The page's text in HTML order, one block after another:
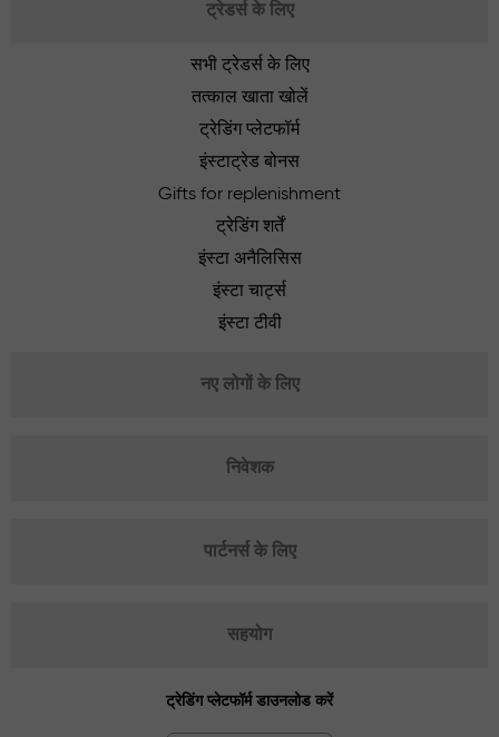
ट्रेडर्स के लिए
सभी ट्रेडर्स के लिए
तत्काल खाता खोलें
ट्रेडिंग प्लेटफॉर्म
इंस्टाट्रेड बोनस
Gifts for replenishment
ट्रेडिंग शर्तें
इंस्टा अनैलिसिस
इंस्टा चार्ट्स
इंस्टा टीवी
नए लोगों के लिए
निवेशक
पार्टनर्स के लिए
सहयोग
ट्रेडिंग प्लेटफॉर्म डाउनलोड करें